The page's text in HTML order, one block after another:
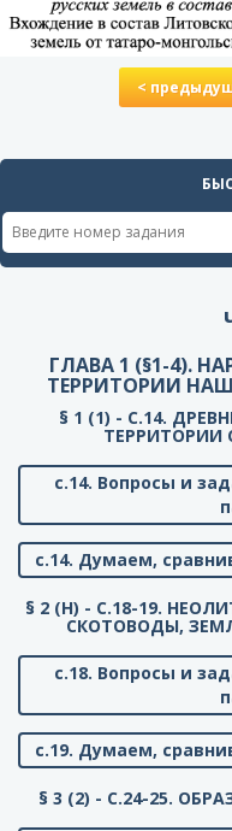
<
ГЛАВА 1 (§1-4).
ТЕРРИТОРИИ
§ 1 (1) - C.14.
ТЕРРИТОРИИ
с.14. Вопросы и
с.14. Думаем,
§ 2 (Н) - C.18-19.
СКОТОВОДЫ,
с.18. Вопросы и
с.19. Думаем,
§ 3 (2) - C.24-25.